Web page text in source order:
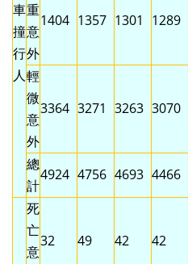
車
撞
行
人
重
意
外
1404 1357 1301 1289
輕
微
意
外
3364 3271 3263 3070
總
計
4924 4756 4693 4466
死
亡
意
32 49 42 42